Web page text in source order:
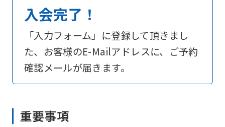
入会完了！
「入力フォーム」に登録して頂きまし
た、お客様のE-Mailアドレスに、ご予約
確認メールが届きます。
重要事項
an
accurate
translation.
The